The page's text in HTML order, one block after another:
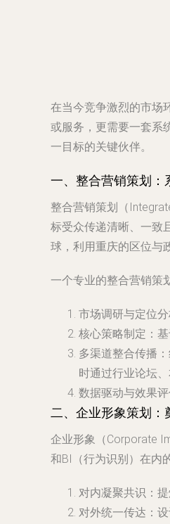
在当今竞争激烈的市场
或服务，更需要一套系
一目标的关键伙伴。
一、整合营销策划：
整合营销策划（
标受众传递清晰、一致
球，利用重庆的区位与
一个专业的整合营销策
市场调研与定位
核心策略制定 ：
多渠道整合传播
时通过行业论坛
数据驱动与效果
二、企业形象策划：
企业形象（Corporate
和BI（行为识别）在内
对内凝聚共识 ：
对外统一传达 ：